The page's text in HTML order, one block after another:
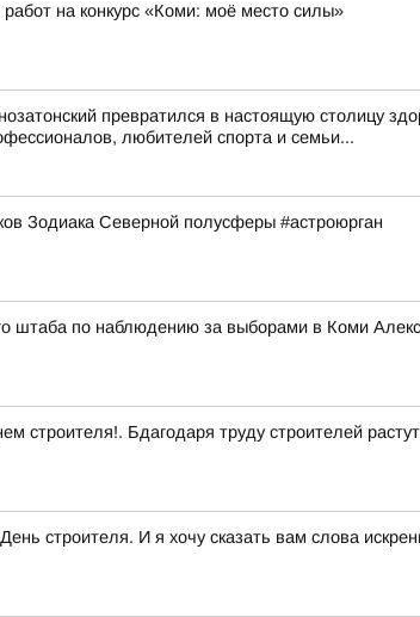
на конкурс «Коми: моё место силы»
превратился в настоящую столицу
любителей спорта и семьи...
Зодиака Северной полусферы #астроюрган
штаба по наблюдению за выборами в Коми
строителя!. Бдагодаря труду строителей
строителя. И я хочу сказать вам слова